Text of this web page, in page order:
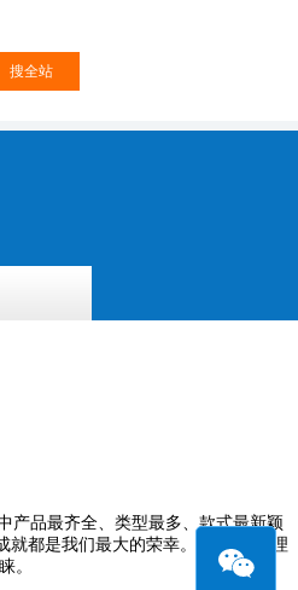
产品最齐全、类型最多、款式最新颖
都是我们最大的荣幸。
务实的管理
。